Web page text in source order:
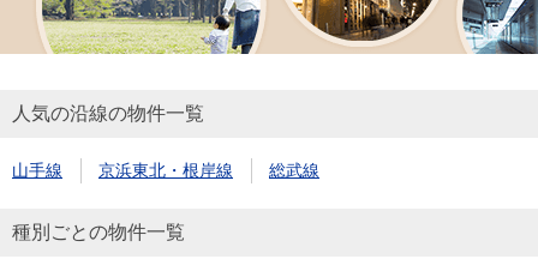
人気の沿線の物件一覧
山手線 京浜東北・根岸線 総武線
種別ごとの物件一覧